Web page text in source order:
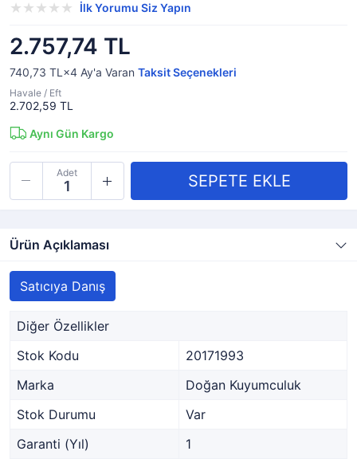
İlk Yorumu Siz Yapın
2.757,74 TL
740,73 TL×4 Ay'a Varan Taksit Seçenekleri
Havale / Eft
2.702,59 TL
Aynı Gün Kargo
Adet
Ürün Açıklaması
Satıcıya Danış
Diğer Özellikler
Stok Kodu
20171993
Marka
Doğan Kuyumculuk
Stok Durumu
Var
Garanti (Yıl)
1